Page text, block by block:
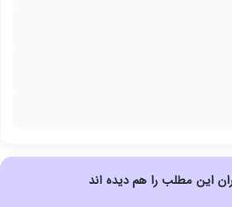
این مطلب را هم دیده اند